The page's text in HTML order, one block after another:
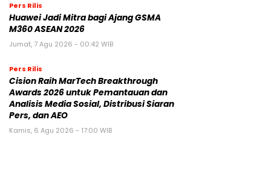
Pers Rilis
Huawei Jadi Mitra bagi Ajang GSMA
M360 ASEAN 2026
Jumat, 7 Agu 2026 - 00:42 WIB
Pers Rilis
Cision Raih MarTech Breakthrough
Awards 2026 untuk Pemantauan dan
Analisis Media Sosial, Distribusi Siaran
Pers, dan AEO
Kamis, 6 Agu 2026 - 17:00 WIB